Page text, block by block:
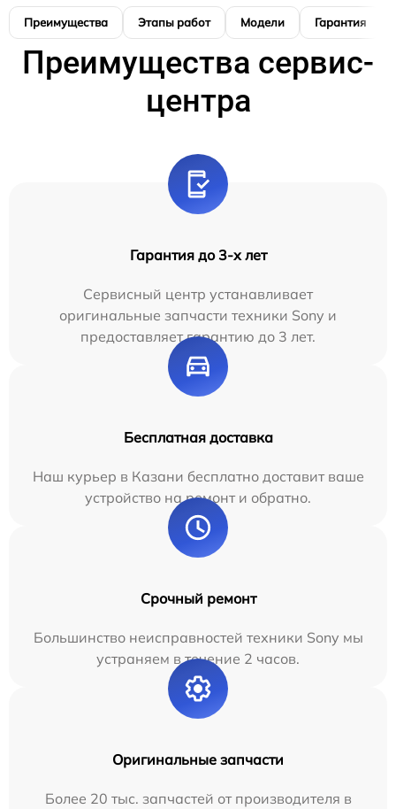
Преимущества Этапы работ Модели Гарантия
Преимущества сервис-
центра
Гарантия до 3-х лет
Сервисный центр устанавливает
оригинальные запчасти техники Sony и
предоставляет гарантию до 3 лет.
Бесплатная доставка
Наш курьер в Казани бесплатно доставит ваше
устройство на ремонт и обратно.
Срочный ремонт
Большинство неисправностей техники Sony мы
устраняем в течение 2 часов.
Оригинальные запчасти
Более 20 тыс. запчастей от производителя в